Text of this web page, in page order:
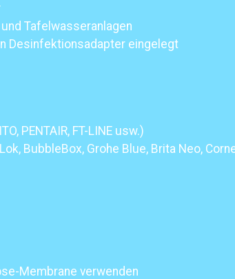
Tafelwasseranlagen
Desinfektionsadapter eingelegt
PENTAIR, FT-LINE usw.)
BubbleBox, Grohe Blue, Brita Neo,
Membrane verwenden